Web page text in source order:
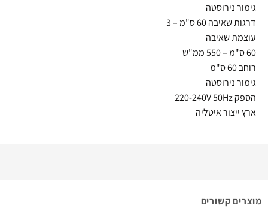
גימור נירוסטה
דרגות שאיבה 60 ס"מ – 3
עוצמת שאיבה
60 ס"מ – 550 ממ"ש
רוחב 60 ס"מ
גימור נירוסטה
הספק 220-240V 50Hz
ארץ ייצור איטליה
מוצרים קשורים